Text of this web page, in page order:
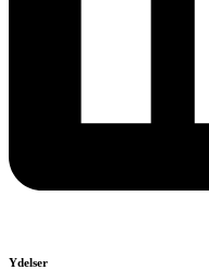
Ydelser